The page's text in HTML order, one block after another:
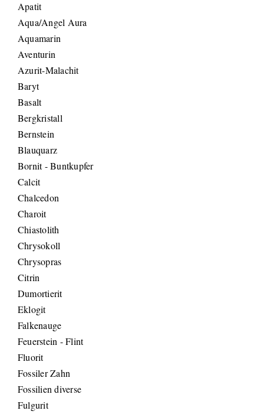
Apatit
Aqua/Angel Aura
Aquamarin
Aventurin
Azurit-Malachit
Baryt
Basalt
Bergkristall
Bernstein
Blauquarz
Bornit - Buntkupfer
Calcit
Chalcedon
Charoit
Chiastolith
Chrysokoll
Chrysopras
Citrin
Dumortierit
Eklogit
Falkenauge
Feuerstein - Flint
Fluorit
Fossiler Zahn
Fossilien diverse
Fulgurit